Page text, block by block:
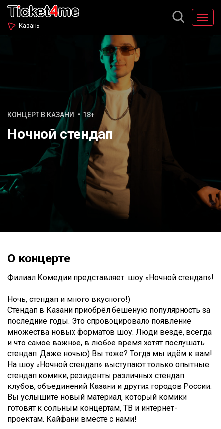
Казань
КОНЦЕРТ В КАЗАНИ 18+
Ночной стендап
О концерте
Филиал Комедии представляет: шоу «Ночной стендап»!
Ночь, стендап и много вкусного!)
Стендап в Казани приобрёл бешеную популярность за
последние годы. Это спровоцировало появление
множества новых форматов шоу. Люди везде, всегда
и что самое важное, в любое время хотят послушать
стендап. Даже ночью) Вы тоже? Тогда мы идём к вам!
На шоу «Ночной стендап» выступают только опытные
стендап комики, резиденты различных стендап
клубов, объединений Казани и других городов России.
Вы услышите новый материал, который комики
готовят к сольным концертам, ТВ и интернет-
проектам. Кайфани вместе с нами!